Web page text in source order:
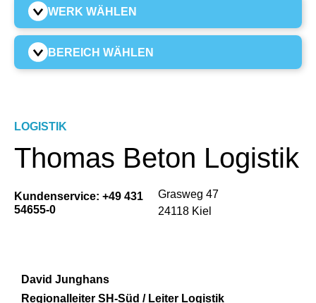
WERK WÄHLEN
BEREICH WÄHLEN
LOGISTIK
Thomas Beton Logistik
Kundenservice: +49 431
54655-0
Grasweg 47
24118 Kiel
David Junghans
Regionalleiter SH-Süd / Leiter Logistik